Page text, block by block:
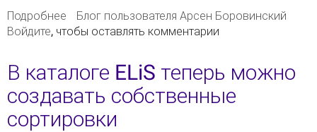
Подробнее о Опубликован модуль ELiS H5P для
интеграции c H5P
Блог пользователя Арсен Боровинский
Войдите, чтобы оставлять комментарии
В каталоге ELiS теперь можно
создавать собственные
сортировки